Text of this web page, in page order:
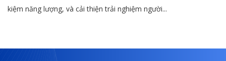
kiệm năng lượng, và cải thiện trải nghiệm người...